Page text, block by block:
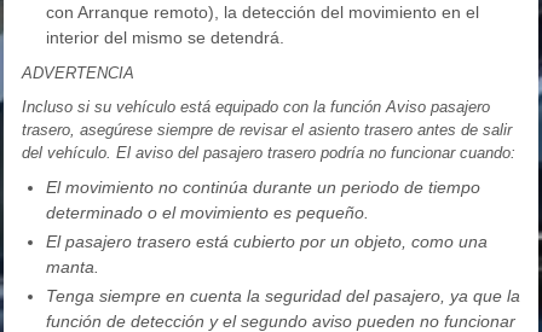
con Arranque remoto), la detección del movimiento en el
interior del mismo se detendrá.
ADVERTENCIA
Incluso si su vehículo está equipado con la función Aviso pasajero
trasero, asegúrese siempre de revisar el asiento trasero antes de salir
del vehículo. El aviso del pasajero trasero podría no funcionar cuando:
El movimiento no continúa durante un periodo de tiempo
determinado o el movimiento es pequeño.
El pasajero trasero está cubierto por un objeto, como una
manta.
Tenga siempre en cuenta la seguridad del pasajero, ya que la
función de detección y el segundo aviso pueden no funcionar